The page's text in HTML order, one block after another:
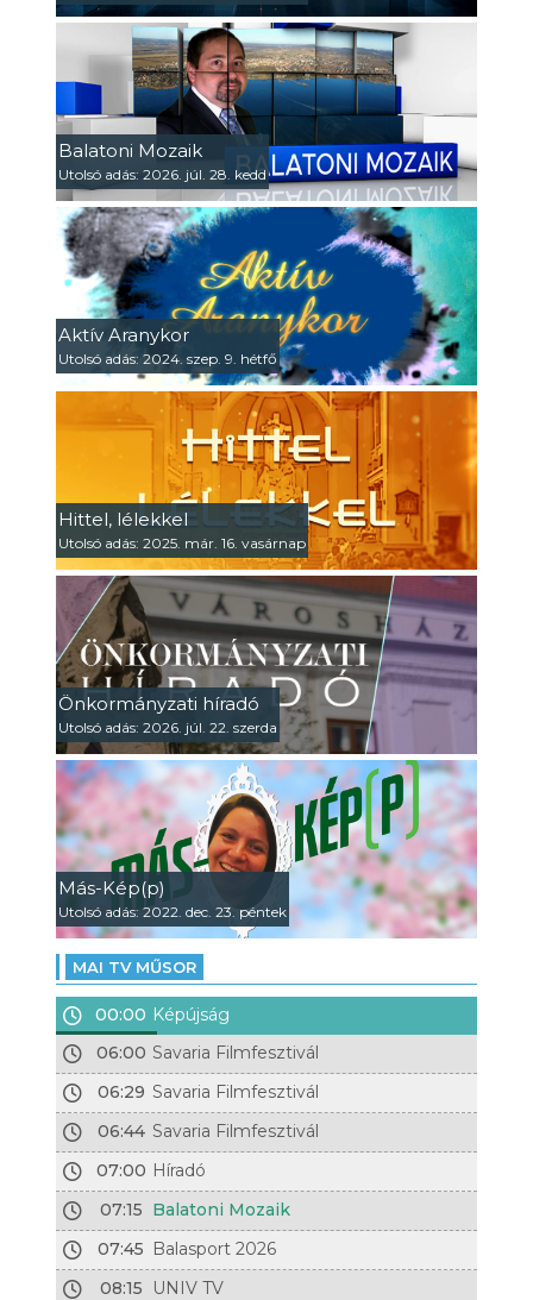
Balatoni Mozaik
Utolsó adás: 2026. júl. 28. kedd
Aktív Aranykor
Utolsó adás: 2024. szep. 9. hétfő
Hittel, lélekkel
Utolsó adás: 2025. már. 16. vasárnap
Önkormányzati híradó
Utolsó adás: 2026. júl. 22. szerda
Más-Kép(p)
Utolsó adás: 2022. dec. 23. péntek
MAI TV MŰSOR
00:00 Képújság
06:00 Savaria Filmfesztivál
06:29 Savaria Filmfesztivál
06:44 Savaria Filmfesztivál
07:00 Híradó
07:15 Balatoni Mozaik
07:45 Balasport 2026
08:15
UNIV TV